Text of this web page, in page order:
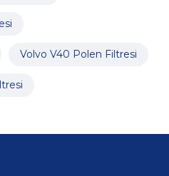
Volvo V40 Polen Filtresi